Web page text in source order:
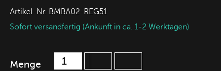
Artikel-Nr. BMBA02-REG51
Sofort versandfertig (Ankunft in ca. 1-2 Werktagen)
Menge